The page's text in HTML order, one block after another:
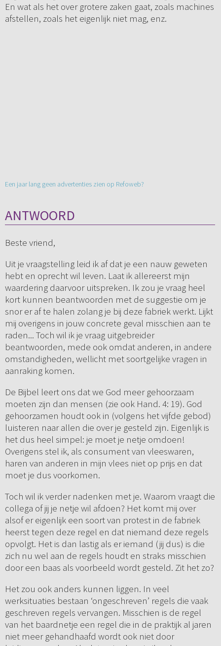
En wat als het over grotere zaken gaat, zoals machines
afstellen, zoals het eigenlijk niet mag, enz.
Een jaar lang geen advertenties zien op Refoweb?
ANTWOORD
Beste vriend,
Uit je vraagstelling leid ik af dat je een nauw geweten
hebt en oprecht wil leven. Laat ik allereerst mijn
waardering daarvoor uitspreken. Ik zou je vraag heel
kort kunnen beantwoorden met de suggestie om je
snor er af te halen zolang je bij deze fabriek werkt. Lijkt
mij overigens in jouw concrete geval misschien aan te
raden... Toch wil ik je vraag uitgebreider
beantwoorden, mede ook omdat anderen, in andere
omstandigheden, wellicht met soortgelijke vragen in
aanraking komen.
De Bijbel leert ons dat we God meer gehoorzaam
moeten zijn dan mensen (zie ook Hand. 4: 19). God
gehoorzamen houdt ook in (volgens het vijfde gebod)
luisteren naar allen die over je gesteld zijn. Eigenlijk is
het dus heel simpel: je moet je netje omdoen!
Overigens stel ik, als consument van vleeswaren,
haren van anderen in mijn vlees niet op prijs en dat
moet je dus voorkomen.
Toch wil ik verder nadenken met je. Waarom vraagt die
collega of jij je netje wil afdoen? Het komt mij over
alsof er eigenlijk een soort van protest in de fabriek
heerst tegen deze regel en dat niemand deze regels
opvolgt. Het is dan lastig als er iemand (jij dus) is die
zich nu wel aan de regels houdt en straks misschien
door een baas als voorbeeld wordt gesteld. Zit het zo?
Het zou ook anders kunnen liggen. In veel
werksituaties bestaan ‘ongeschreven’ regels die vaak
geschreven regels vervangen. Misschien is de regel
van het baardnetje een regel die in de praktijk al jaren
niet meer gehandhaafd wordt ook niet door